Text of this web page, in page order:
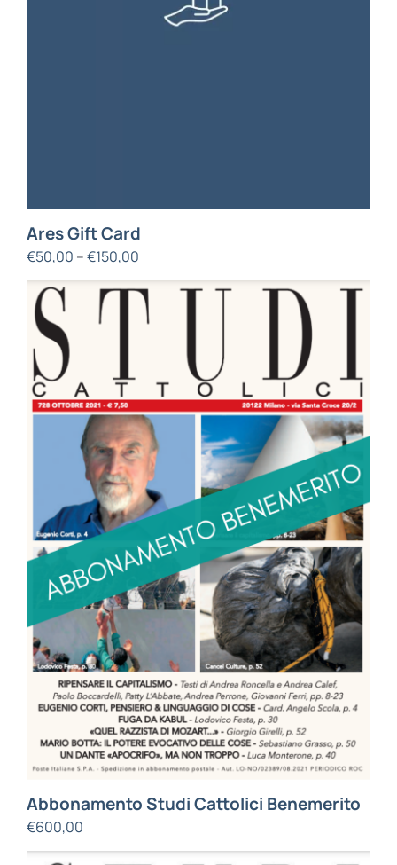
Ares Gift Card
€50,00 –€150,00
Abbonamento Studi Cattolici Benemerito
€600,00